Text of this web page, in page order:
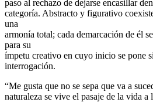
paso al rechazo de dejarse encasillar
categoría. Abstracto y figurativo
una
armonía total; cada demarcación de él
para su
ímpetu creativo en cuyo inicio se pone
interrogación.
“Me gusta que no se sepa que va a
naturaleza se vive el pasaje de la vida a